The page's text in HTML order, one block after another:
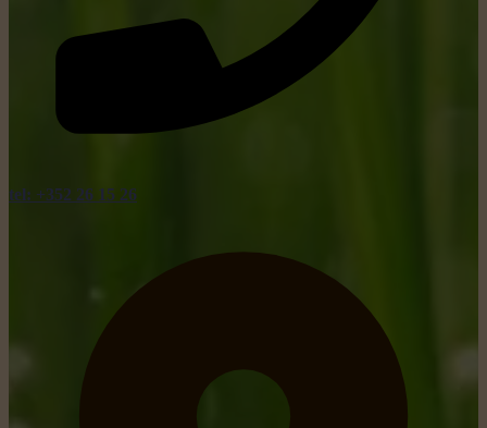
tel: +352 26 15 26